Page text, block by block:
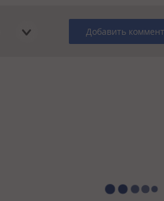
Добавить